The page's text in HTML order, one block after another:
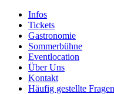
Infos
Tickets
Gastronomie
Sommerbühne
Eventlocation
Über Uns
Kontakt
Häufig gestellte Fragen